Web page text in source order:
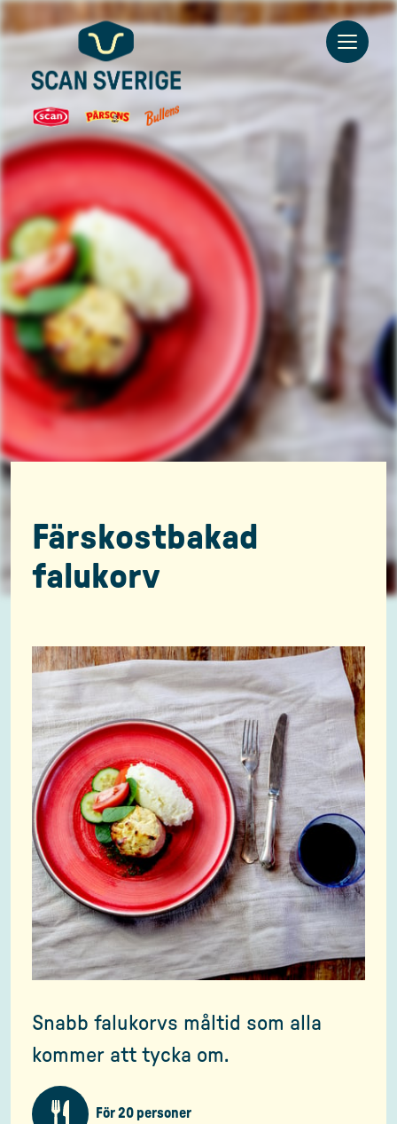
Go to main content
Färskostbakad
falukorv
Snabb falukorvs måltid som alla
kommer att tycka om.
För 20 personer